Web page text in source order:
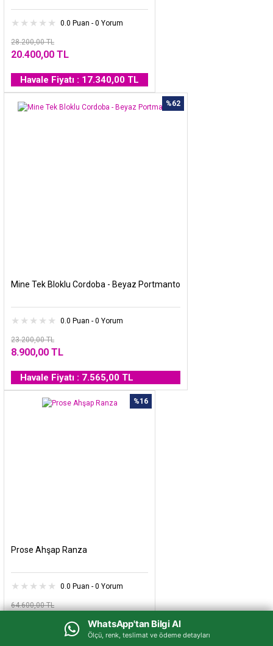
WhatsApp'tan Bilgi Al
Ölçü, renk, teslimat ve ödeme detayları
0.0 Puan - 0 Yorum
28.200,00 TL
20.400,00 TL
Havale Fiyatı : 17.340,00 TL
%62
Mine Tek Bloklu Cordoba - Beyaz Portmanto
0.0 Puan - 0 Yorum
23.200,00 TL
8.900,00 TL
Havale Fiyatı : 7.565,00 TL
%16
Prose Ahşap Ranza
0.0 Puan - 0 Yorum
64.600,00 TL
Havale Fiyatı : 46.155,00 TL
WhatsApp'tan Bilgi Al
Ölçü, renk, teslimat ve ödeme detayları